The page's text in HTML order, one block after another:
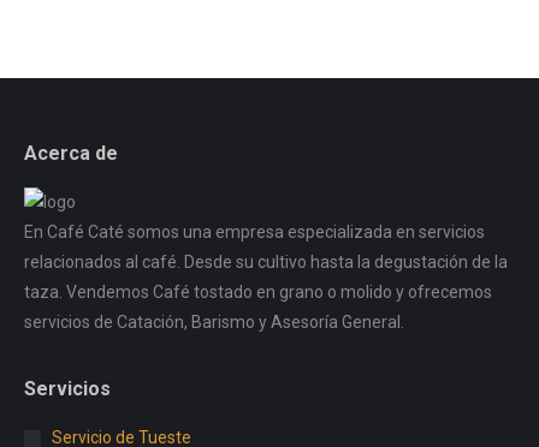
Acerca de
En Café Caté somos una empresa especializada en servicios
relacionados al café. Desde su cultivo hasta la degustación de la
taza. Vendemos Café tostado en grano o molido y ofrecemos
servicios de Catación, Barismo y Asesoría General.
Servicios
Servicio de Tueste